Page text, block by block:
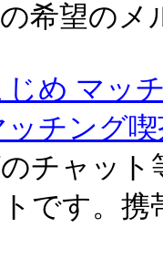
希望のメ
じめ マッ
ッチング
チャッ
です。